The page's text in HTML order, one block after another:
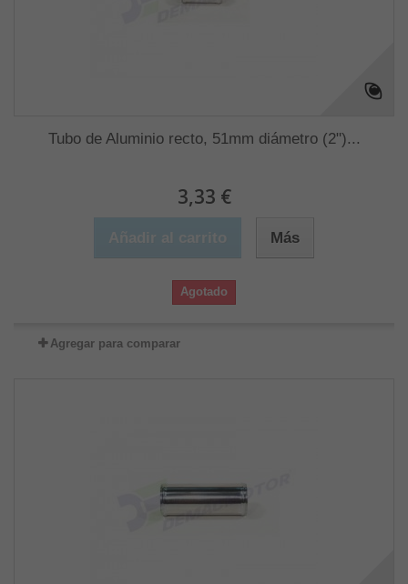
Tubo de Aluminio recto, 51mm diámetro (2")...
3,33 €
Más
Agotado
Agregar para comparar